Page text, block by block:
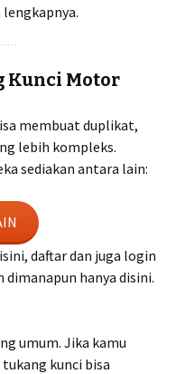
lengkapnya.
Kunci Motor
membuat duplikat,
lebih kompleks.
sediakan antara lain:
daftar dan juga login
dimanapun hanya disini.
umum. Jika kamu
kunci bisa